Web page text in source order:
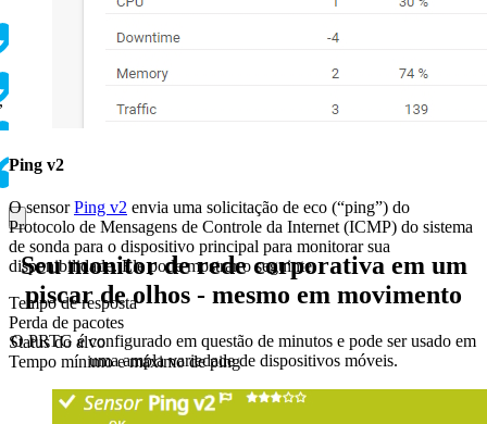
Ping v2
O sensorPing v2 envia uma solicitação de eco (“ping”) do
Protocolo de Mensagens de Controle da Internet (ICMP) do sistema
de sonda para o dispositivo principal para monitorar sua
disponibilidade. Ele pode mostrar o seguinte:
Tempo de resposta
Perda de pacotes
Status do alvo
Tempo mínimo e máximo de ping
Seu monitor de rede corporativa em um
piscar de olhos - mesmo em movimento
O PRTG é configurado em questão de minutos e pode ser usado em
uma ampla variedade de dispositivos móveis.